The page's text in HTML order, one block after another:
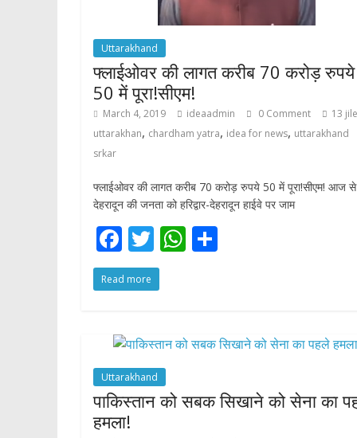
Uttarakhand
फ्लाईओवर की लागत करीब 70 करोड़ रुपये
50 में पूरा!सीएम!
March 4, 2019 ideaadmin 0 Comment
13 jile
uttarakhan, chardham yatra, idea for news, uttarakhand
srkar
फ्लाईओवर की लागत करीब 70 करोड़ रुपये 50 में पूरा!सीएम! आज से
देहरादून की जनता को हरिद्वार-देहरादून हाईवे पर जाम
F
ac
e
o
o
k
T
w
itt
W
A
p
Read more
Uttarakhand
पाकिस्तान को सबक सिखाने को सेना का
हमला!